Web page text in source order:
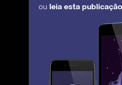
ou leia esta